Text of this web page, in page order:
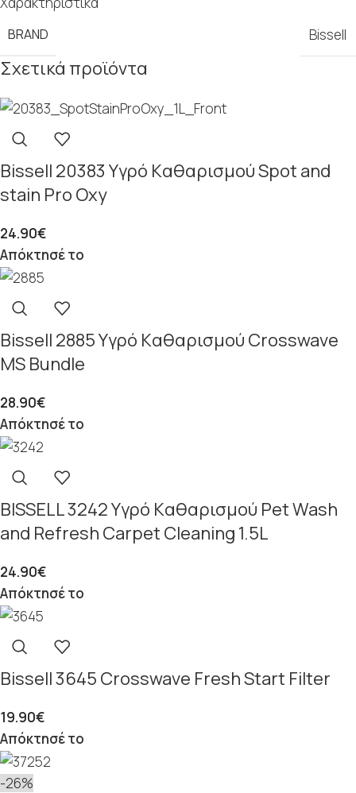
BRAND Bissell
Σχετικά προϊόντα
Bissell 20383 Yγρό Kαθαρισμού Spot and
stain Pro Oxy
24.90€
Απόκτησέ το
Bissell 2885 Yγρό Kαθαρισμού Crosswave
MS Bundle
28.90€
Απόκτησέ το
BISSELL 3242 Yγρό Kαθαρισμού Pet Wash
and Refresh Carpet Cleaning 1.5L
24.90€
Απόκτησέ το
Bissell 3645 Crosswave Fresh Start Filter
19.90€
Απόκτησέ το
-26%